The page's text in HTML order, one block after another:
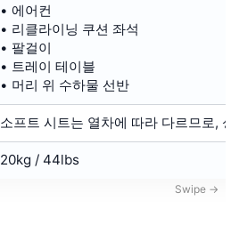
• 에어컨
• 리클라이닝 쿠션 좌석
• 팔걸이
• 트레이 테이블
• 머리 위 수하물 선반
소프트 시트는 열차에 따라 다르므로,
20kg / 44lbs